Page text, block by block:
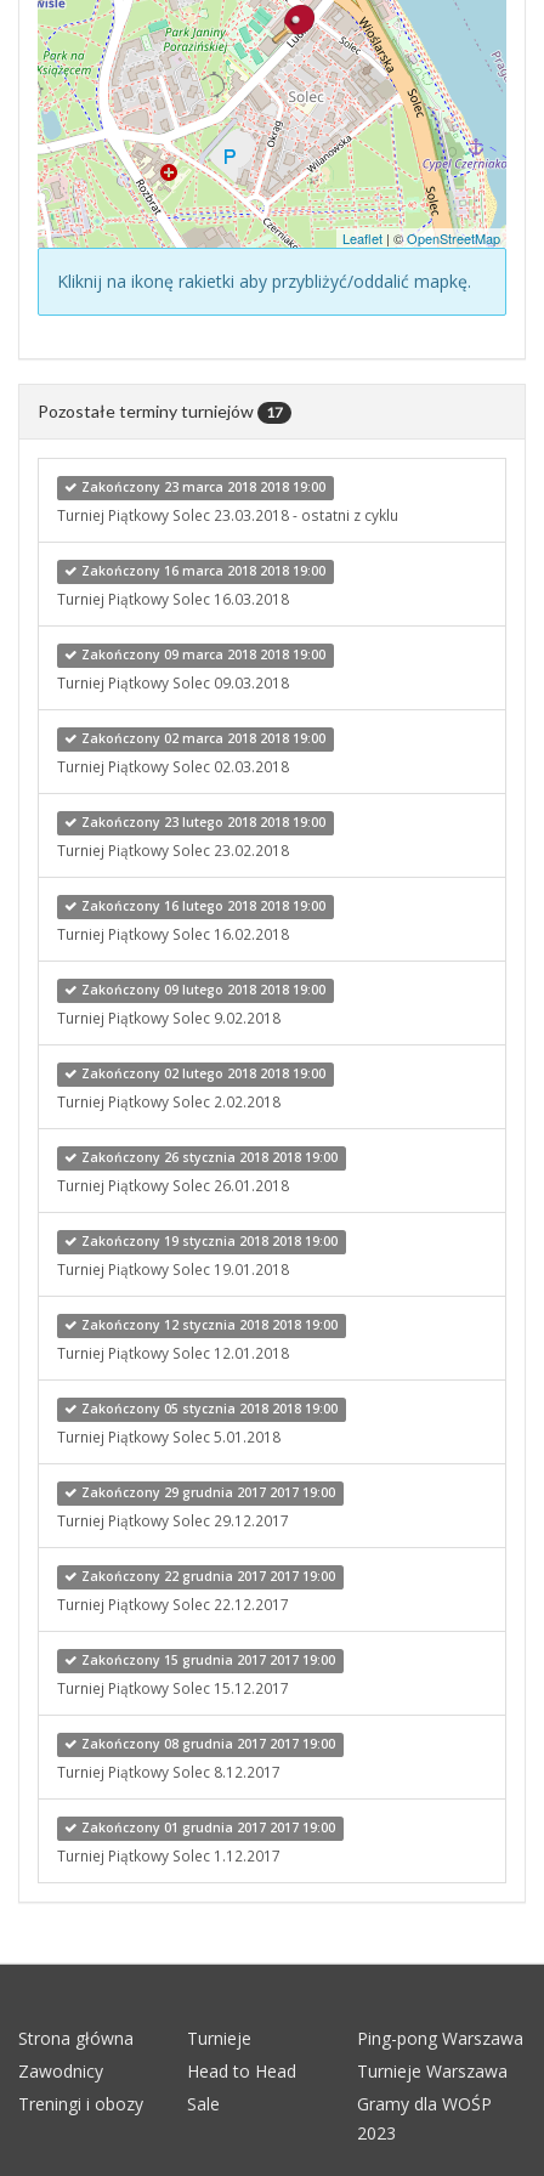
Leaflet | ©OpenStreetMap
Kliknij na ikonę rakietki aby przybliżyć/oddalić mapkę.
Pozostałe terminy turniejów 17
Zakończony 23 marca 2018 2018 19:00
Turniej Piątkowy Solec 23.03.2018 - ostatni z cyklu
Zakończony 16 marca 2018 2018 19:00
Turniej Piątkowy Solec 16.03.2018
Zakończony 09 marca 2018 2018 19:00
Turniej Piątkowy Solec 09.03.2018
Zakończony 02 marca 2018 2018 19:00
Turniej Piątkowy Solec 02.03.2018
Zakończony 23 lutego 2018 2018 19:00
Turniej Piątkowy Solec 23.02.2018
Zakończony 16 lutego 2018 2018 19:00
Turniej Piątkowy Solec 16.02.2018
Zakończony 09 lutego 2018 2018 19:00
Turniej Piątkowy Solec 9.02.2018
Zakończony 02 lutego 2018 2018 19:00
Turniej Piątkowy Solec 2.02.2018
Zakończony 26 stycznia 2018 2018 19:00
Turniej Piątkowy Solec 26.01.2018
Zakończony 19 stycznia 2018 2018 19:00
Turniej Piątkowy Solec 19.01.2018
Zakończony 12 stycznia 2018 2018 19:00
Turniej Piątkowy Solec 12.01.2018
Zakończony 05 stycznia 2018 2018 19:00
Turniej Piątkowy Solec 5.01.2018
Zakończony 29 grudnia 2017 2017 19:00
Turniej Piątkowy Solec 29.12.2017
Zakończony 22 grudnia 2017 2017 19:00
Turniej Piątkowy Solec 22.12.2017
Zakończony 15 grudnia 2017 2017 19:00
Turniej Piątkowy Solec 15.12.2017
Zakończony 08 grudnia 2017 2017 19:00
Turniej Piątkowy Solec 8.12.2017
Zakończony 01 grudnia 2017 2017 19:00
Turniej Piątkowy Solec 1.12.2017
Strona główna Turnieje
Ping-pong Warszawa
Zawodnicy
Head to Head
Turnieje Warszawa
Treningi i obozy
Sale
Gramy dla WOŚP
2023